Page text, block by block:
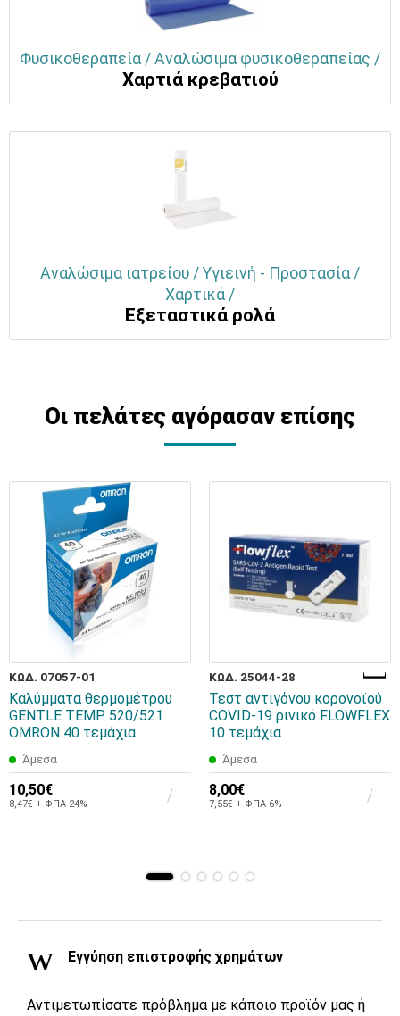
Φυσικοθεραπεία / Αναλώσιμα φυσικοθεραπείας /
Χαρτιά κρεβατιού
Αναλώσιμα ιατρείου / Υγιεινή - Προστασία /
Χαρτικά /
Εξεταστικά ρολά
Οι πελάτες αγόρασαν επίσης
ΚΩΔ. 07057-01
Καλύμματα θερμομέτρου
GENTLE TEMP 520/521
OMRON 40 τεμάχια
Άμεσα
10,50€
8,47€ + ΦΠΑ 24%
ΚΩΔ. 25044-28
Τεστ αντιγόνου κορονοϊού
COVID-19 ρινικό FLOWFLEX
10 τεμάχια
Άμεσα
8,00€
7,55€ + ΦΠΑ 6%
Εγγύηση επιστροφής χρημάτων
Αντιμετωπίσατε πρόβλημα με κάποιο προϊόν μας ή